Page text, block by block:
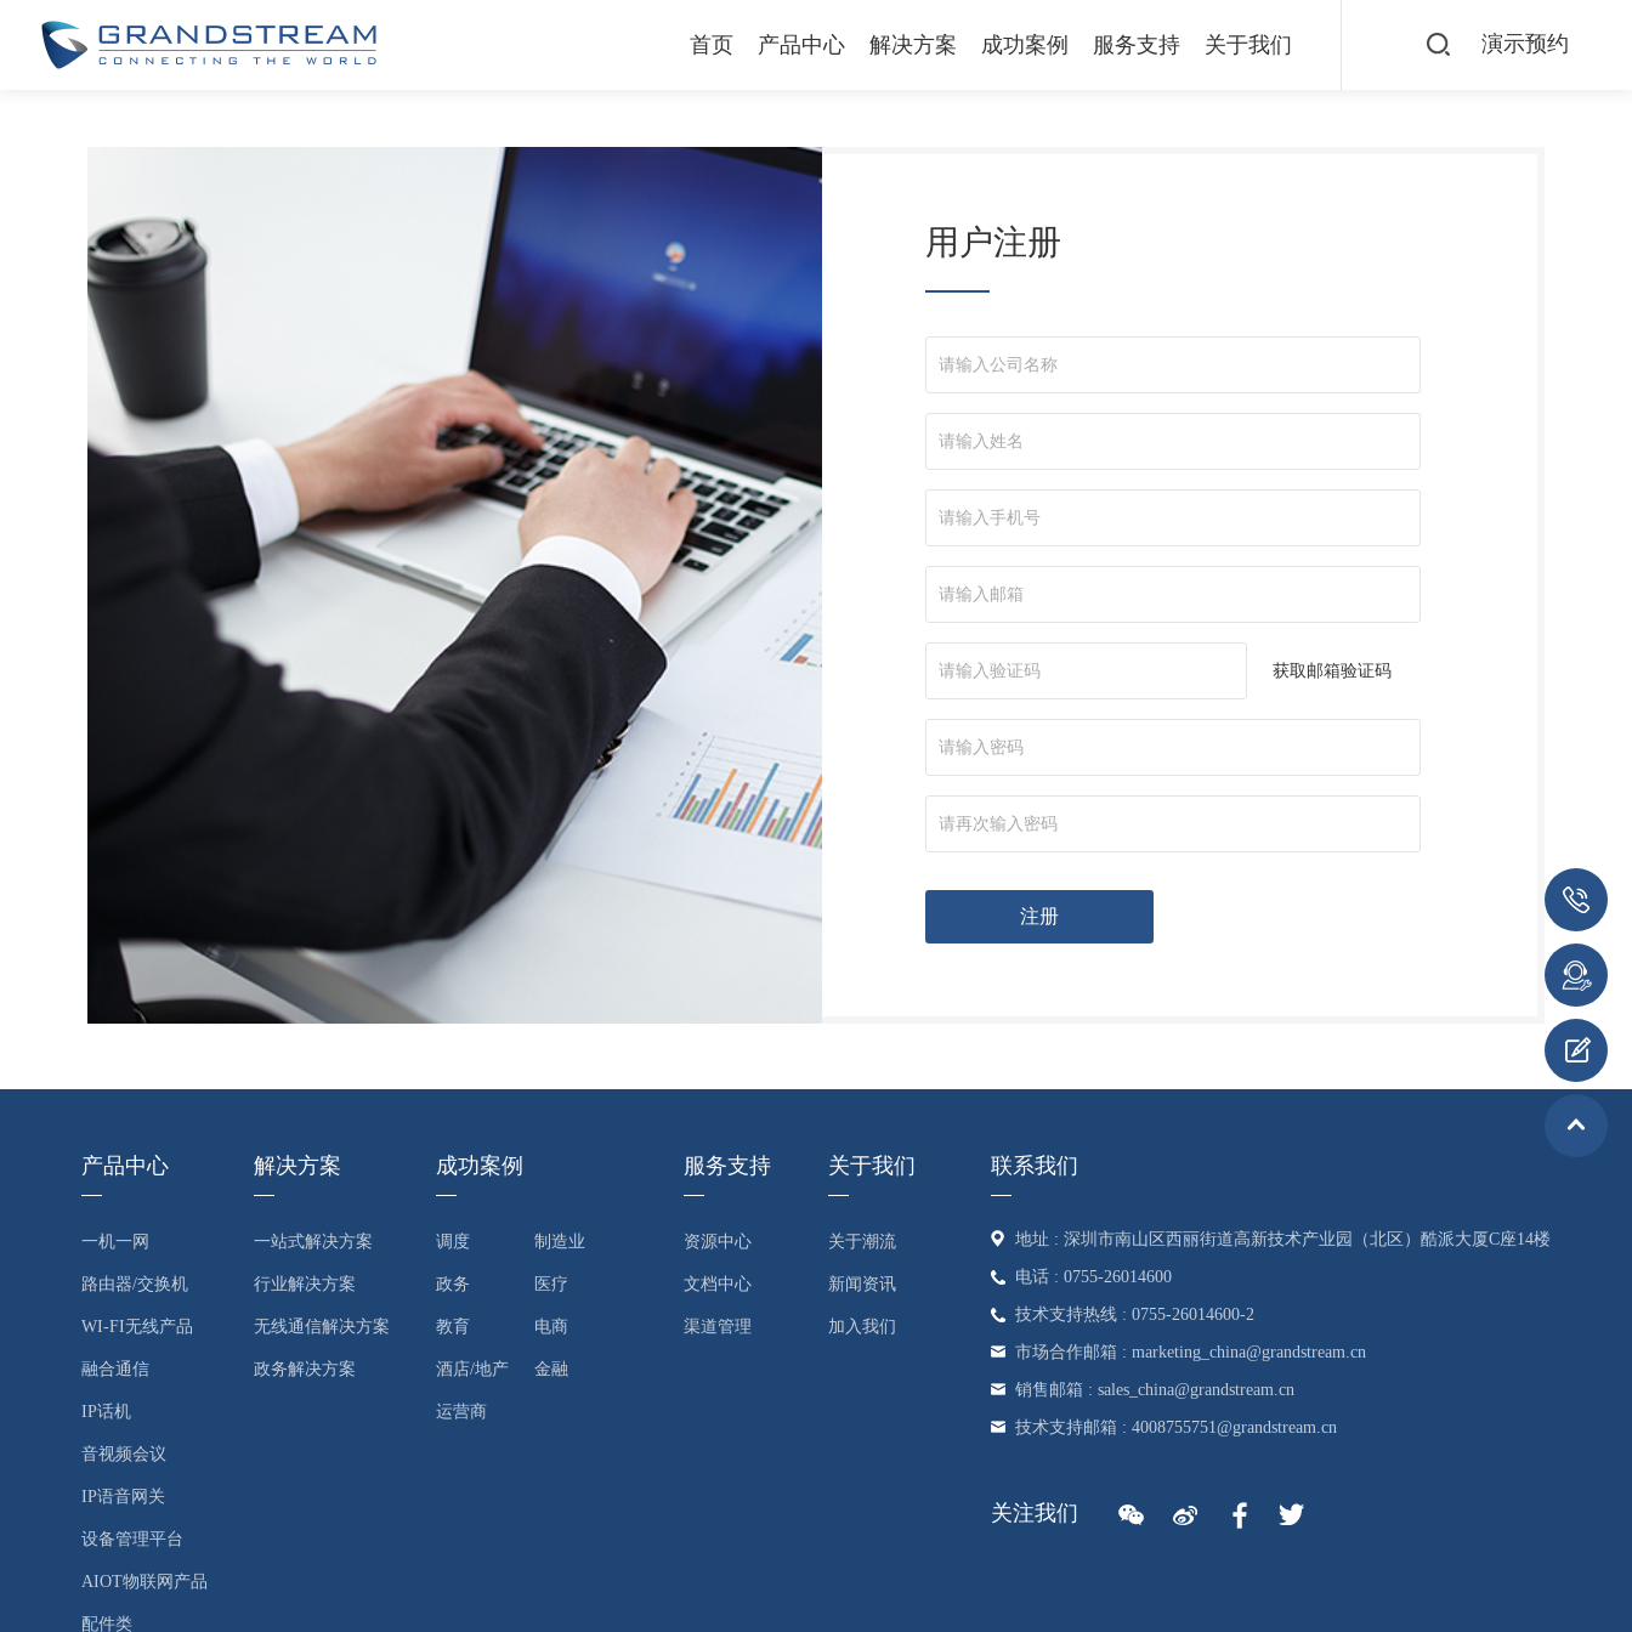
演示预约
首页 产品中心 解决方案 成功案例 服务支持 关于我们
用户注册
获取邮箱验证码
产品中心
一机一网
路由器/交换机
WI-FI无线产品
融合通信
IP话机
音视频会议
IP语音网关
设备管理平台
AIOT物联网产品
配件类
解决方案
一站式解决方案
行业解决方案
无线通信解决方案
政务解决方案
成功案例
调度 制造业
政务 医疗
教育 电商
酒店/地产 金融
运营商
服务支持
资源中心
文档中心
渠道管理
关于我们
关于潮流
新闻资讯
加入我们
联系我们
地址 : 深圳市南山区西丽街道高新技术产业园（北区）酷派大厦C座14楼
电话 : 0755-26014600
技术支持热线 : 0755-26014600-2
市场合作邮箱 : marketing_china@grandstream.cn
销售邮箱 : sales_china@grandstream.cn
技术支持邮箱 : 4008755751@grandstream.cn
关注我们